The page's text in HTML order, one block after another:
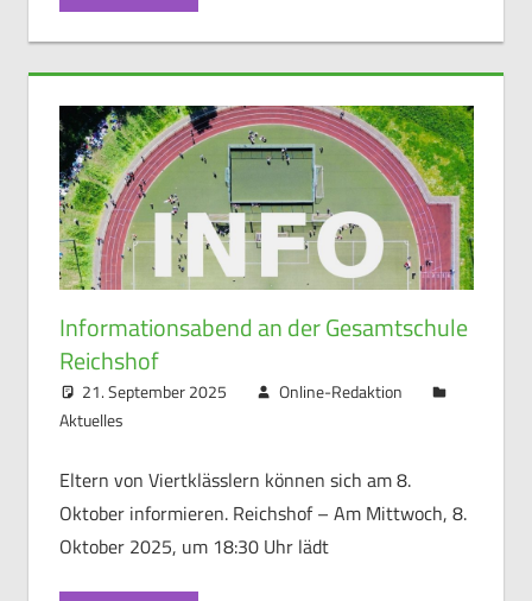
Informationsabend an der Gesamtschule
Reichshof
21. September 2025
Online-Redaktion
Aktuelles
Eltern von Viertklässlern können sich am 8.
Oktober informieren. Reichshof – Am Mittwoch, 8.
Oktober 2025, um 18:30 Uhr lädt